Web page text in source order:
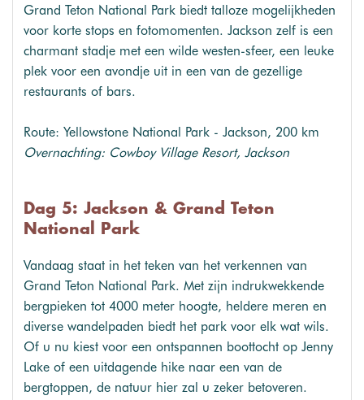
Grand Teton National Park biedt talloze mogelijkheden
voor korte stops en fotomomenten. Jackson zelf is een
charmant stadje met een wilde westen-sfeer, een leuke
plek voor een avondje uit in een van de gezellige
restaurants of bars.
Route: Yellowstone National Park - Jackson, 200 km
Overnachting: Cowboy Village Resort, Jackson
Dag 5: Jackson & Grand Teton
National Park
Vandaag staat in het teken van het verkennen van
Grand Teton National Park. Met zijn indrukwekkende
bergpieken tot 4000 meter hoogte, heldere meren en
diverse wandelpaden biedt het park voor elk wat wils.
Of u nu kiest voor een ontspannen boottocht op Jenny
Lake of een uitdagende hike naar een van de
bergtoppen, de natuur hier zal u zeker betoveren.